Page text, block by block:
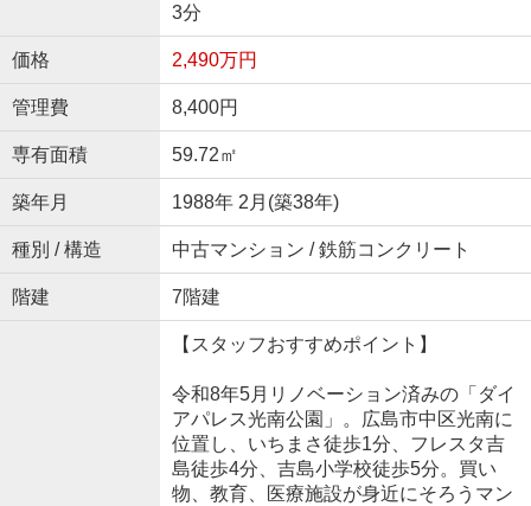
3分
価格 2,490万円
管理費 8,400円
専有面積 59.72㎡
築年月 1988年 2月(築38年)
種別 / 構造 中古マンション / 鉄筋コンクリート
階建 7階建
【スタッフおすすめポイント】
令和8年5月リノベーション済みの「ダイ
アパレス光南公園」。広島市中区光南に
位置し、いちまさ徒歩1分、フレスタ吉
島徒歩4分、吉島小学校徒歩5分。買い
物、教育、医療施設が身近にそろうマン